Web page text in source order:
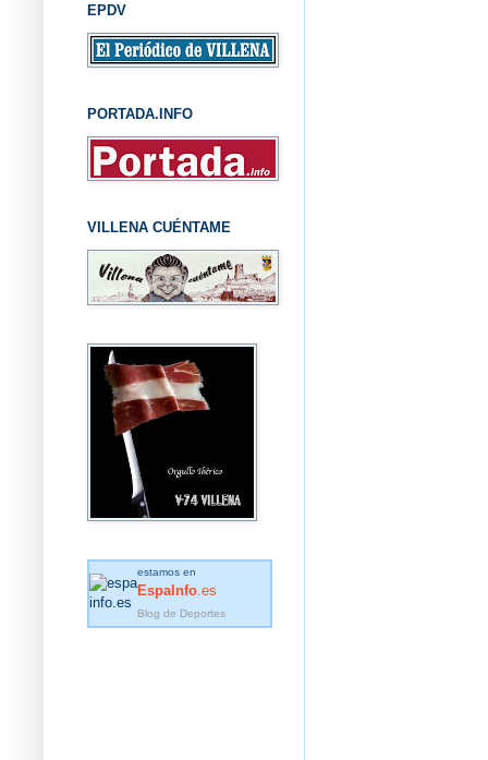
EPDV
PORTADA.INFO
VILLENA CUÉNTAME
estamos en
EspaInfo .es
Blog de Deportes